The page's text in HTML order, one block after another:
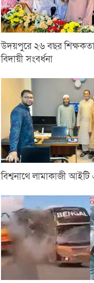
উদয়পুরে ২৬ বছর
বিদায়ী সংবর্ধনা
বিশ্বনাথে লামাকাজী